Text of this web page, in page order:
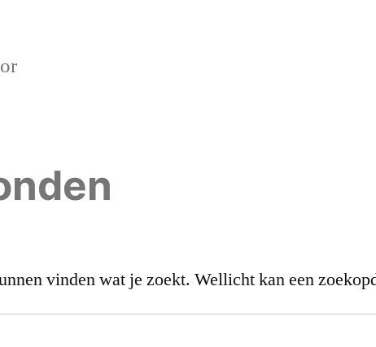
vinden wat je zoekt. Wellicht kan een